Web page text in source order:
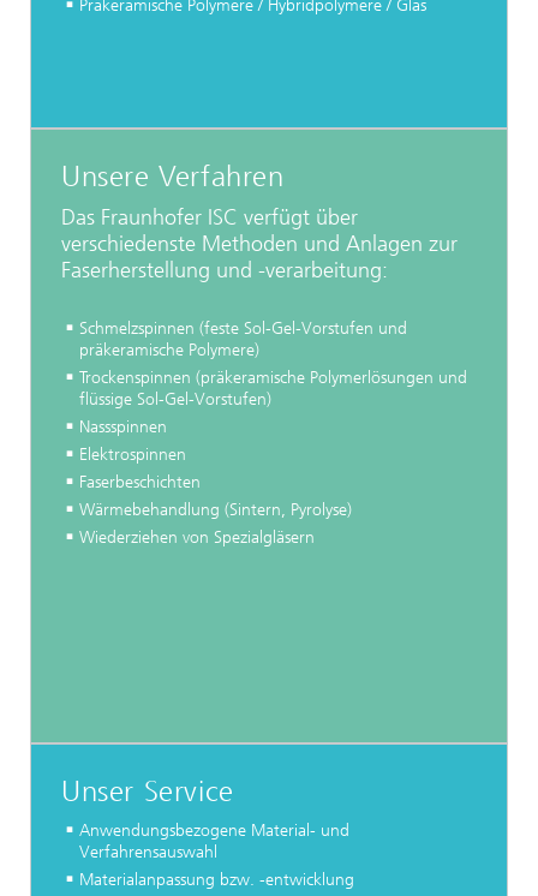
Präkeramische Polymere / Hybridpolymere / Glas
Unsere Verfahren
Das Fraunhofer ISC verfügt über
verschiedenste Methoden und Anlagen zur
Faserherstellung und -verarbeitung:
Schmelzspinnen (feste Sol-Gel-Vorstufen und
präkeramische Polymere)
Trockenspinnen (präkeramische Polymerlösungen und
flüssige Sol-Gel-Vorstufen)
Nassspinnen
Elektrospinnen
Faserbeschichten
Wärmebehandlung (Sintern, Pyrolyse)
Wiederziehen von Spezialgläsern
Unser Service
Anwendungsbezogene Material- und
Verfahrensauswahl
Materialanpassung bzw. -entwicklung